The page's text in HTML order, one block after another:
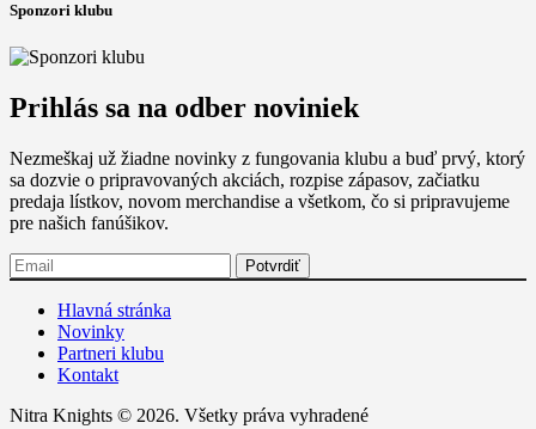
Sponzori klubu
Prihlás sa na odber noviniek
Nezmeškaj už žiadne novinky z fungovania klubu a buď prvý, ktorý
sa dozvie o pripravovaných akciách, rozpise zápasov, začiatku
predaja lístkov, novom merchandise a všetkom, čo si pripravujeme
pre našich fanúšikov.
Hlavná stránka
Novinky
Partneri klubu
Kontakt
Nitra Knights © 2026. Všetky práva vyhradené